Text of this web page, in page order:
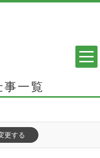
事一覧
更する